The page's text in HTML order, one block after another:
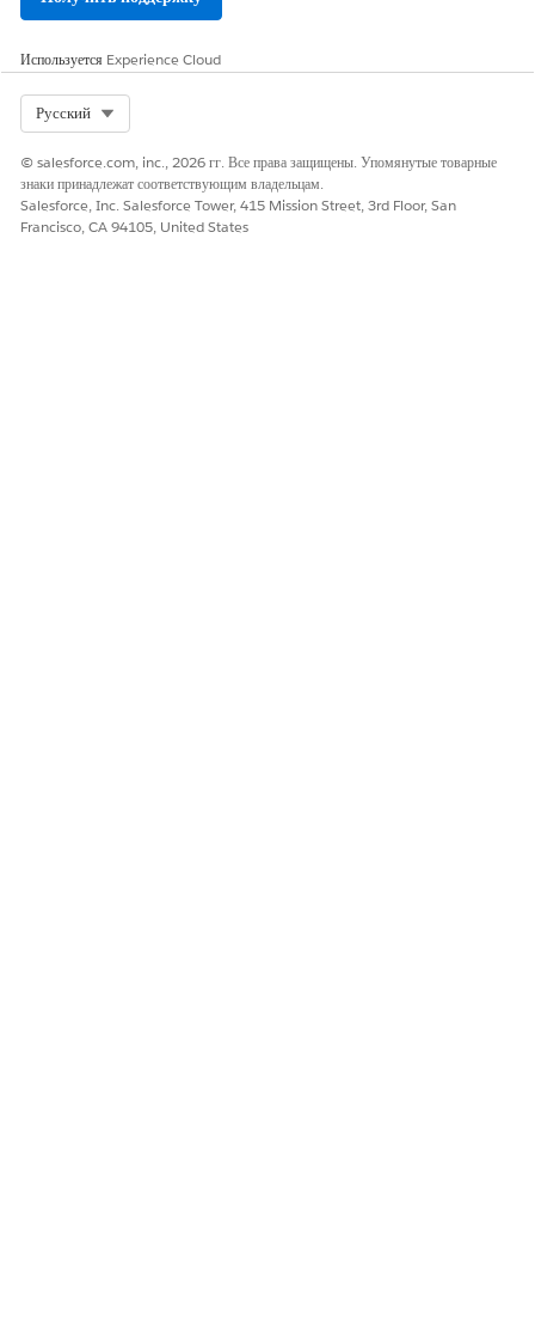
ЭТА СТАТЬЯ РЕШИЛА ВАШУ ПРОБЛЕМУ?
Оставьте свой отзыв, чтобы мы могли стать лучше!
Да Нет
Используется Experience Cloud
Русский
© salesforce.com, inc., 2026 гг. Все права защищены. Упомянутые товарные
знаки принадлежат соответствующим владельцам.
Salesforce, Inc. Salesforce Tower, 415 Mission Street, 3rd Floor, San
Francisco, CA 94105, United States